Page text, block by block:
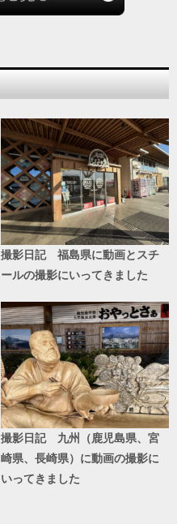
撮影日記 福島県に動画とスチ
ールの撮影にいってきました
撮影日記 九州（鹿児島県、宮
崎県、長崎県）に動画の撮影に
いってきました